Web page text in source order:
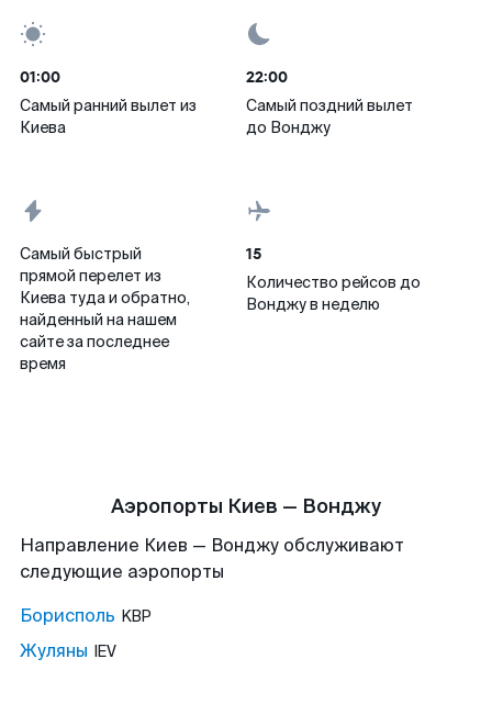
01:00
Самый ранний вылет из
Киева
22:00
Самый поздний вылет
до Вонджу
Самый быстрый
прямой перелет из
Киева туда и обратно,
найденный на нашем
сайте за последнее
время
15
Количество рейсов до
Вонджу в неделю
Аэропорты Киев — Вонджу
Направление Киев — Вонджу обслуживают
следующие аэропорты
Борисполь KBP
Жуляны IEV